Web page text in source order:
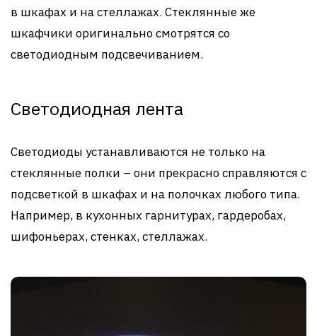
в шкафах и на стеллажах. Стеклянные же
шкафчики оригинально смотрятся со
светодиодным подсвечиванием.
Светодиодная лента
Светодиоды устанавливаются не только на
стеклянные полки – они прекрасно справляются с
подсветкой в шкафах и на полочках любого типа.
Например, в кухонных гарнитурах, гардеробах,
шифоньерах, стенках, стеллажах.